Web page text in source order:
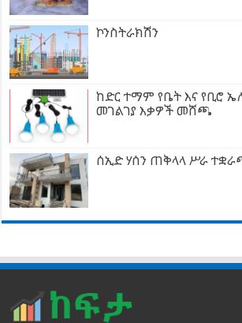
ኮንስትራክሽን
ከድር ተማም የቤት እና የቢሮ
መገልገያ እቃዎች መሸጫ
ሰኢድ ሃሰን ጠቅላላ ሥራ